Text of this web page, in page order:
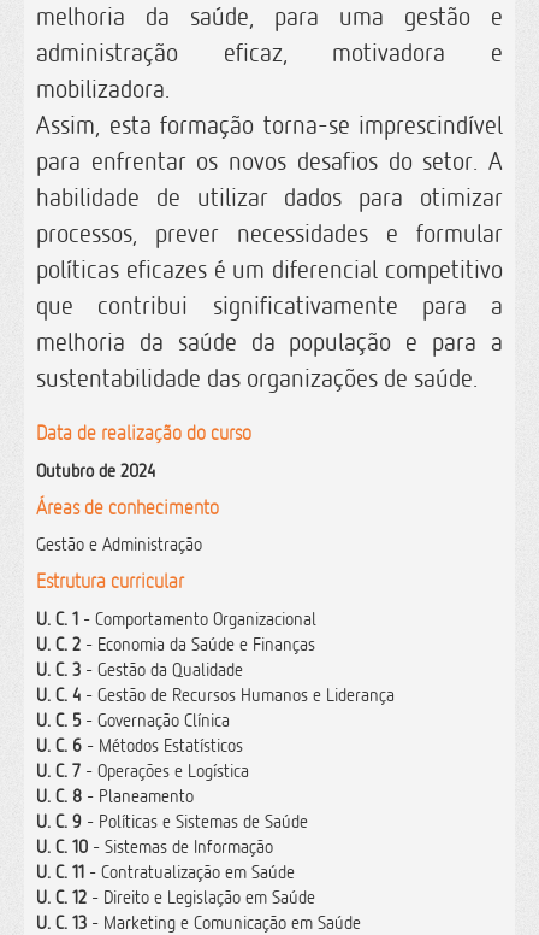
melhoria da saúde, para uma gestão e
administração eficaz, motivadora e
mobilizadora.
Assim, esta formação torna-se imprescindível
para enfrentar os novos desafios do setor. A
habilidade de utilizar dados para otimizar
processos, prever necessidades e formular
políticas eficazes é um diferencial competitivo
que contribui significativamente para a
melhoria da saúde da população e para a
sustentabilidade das organizações de saúde.
Data de realização do curso
Outubro de 2024
Áreas de conhecimento
Gestão e Administração
Estrutura curricular
U. C. 1 - Comportamento Organizacional
U. C. 2 - Economia da Saúde e Finanças
U. C. 3 - Gestão da Qualidade
U. C. 4 - Gestão de Recursos Humanos e Liderança
U. C. 5 - Governação Clínica
U. C. 6 - Métodos Estatísticos
U. C. 7 - Operações e Logística
U. C. 8 - Planeamento
U. C. 9 - Políticas e Sistemas de Saúde
U. C. 10 - Sistemas de Informação
U. C. 11 - Contratualização em Saúde
U. C. 12 - Direito e Legislação em Saúde
U. C. 13 - Marketing e Comunicação em Saúde